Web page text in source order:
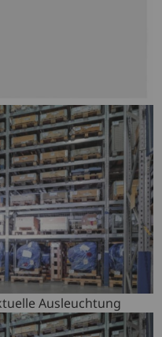
Ausleuchtung